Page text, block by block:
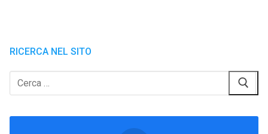
RICERCA NEL SITO
Cerca: